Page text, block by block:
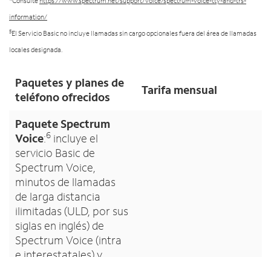
information/
5El Servicio Basic no incluye llamadas sin cargo opcionales fuera del área de llamadas
locales designada.
Paquetes y planes de
teléfono ofrecidos
Tarifa mensual
Paquete Spectrum
Voice:6 incluye el
servicio Basic de
Spectrum Voice,
minutos de llamadas
de larga distancia
ilimitadas (ULD, por sus
siglas en inglés) de
Spectrum Voice (intra